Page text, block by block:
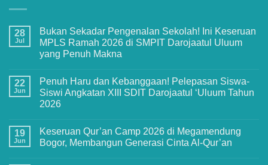
28
Jul
Bukan Sekadar Pengenalan Sekolah! Ini Keseruan
MPLS Ramah 2026 di SMPIT Darojaatul Uluum
yang Penuh Makna
on
Bukan
Sekadar
Pengenalan
Keseruan
MPLS
Ramah
22
Jun
Penuh Haru dan Kebanggaan! Pelepasan Siswa-
Siswi Angkatan XIII SDIT Darojaatul ‘Uluum Tahun
2026
on
Penuh
Haru
19
Jun
Keseruan Qur’an Camp 2026 di Megamendung
Bogor, Membangun Generasi Cinta Al-Qur’an